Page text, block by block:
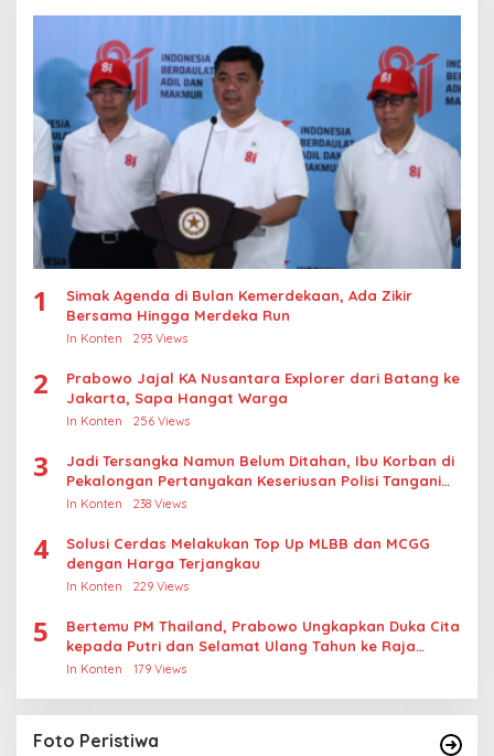
1
Simak Agenda di Bulan Kemerdekaan, Ada Zikir
Bersama Hingga Merdeka Run
In Konten 293 Views
2
Prabowo Jajal KA Nusantara Explorer dari Batang ke
Jakarta, Sapa Hangat Warga
In Konten 256 Views
3
Jadi Tersangka Namun Belum Ditahan, Ibu Korban di
Pekalongan Pertanyakan Keseriusan Polisi Tangani
Kasus Rudapksa Sampai Anaknya Hamil
In Konten 238 Views
4
Solusi Cerdas Melakukan Top Up MLBB dan MCGG
dengan Harga Terjangkau
In Konten 229 Views
5
Bertemu PM Thailand, Prabowo Ungkapkan Duka Cita
kepada Putri dan Selamat Ulang Tahun ke Raja
Thailand
In Konten 179 Views
Foto Peristiwa